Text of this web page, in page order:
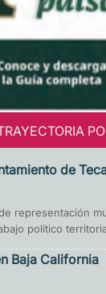
de
representación
político
Baja California